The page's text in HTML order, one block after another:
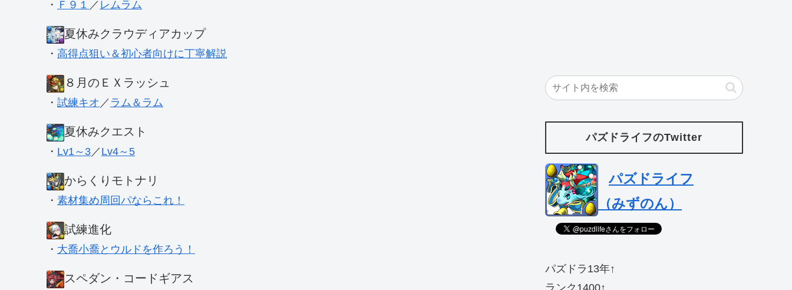
・ Ｆ９１ ／ レムラム
夏休みクラウディアカップ
・ 高得点狙い＆初心者向けに丁寧解説
８月のＥＸラッシュ
・ 試練キオ ／ ラム＆ラム
夏休みクエスト
・ Lv1～3 ／ Lv4～5
からくりモトナリ
・ 素材集め周回パならこれ！
試練進化
・ 大喬小喬とウルドを作ろう！
スペダン・コードギアス
パズドライフのTwitter
パズドライフ
（みずのん）
パズドラ13年↑
ランク1400↑